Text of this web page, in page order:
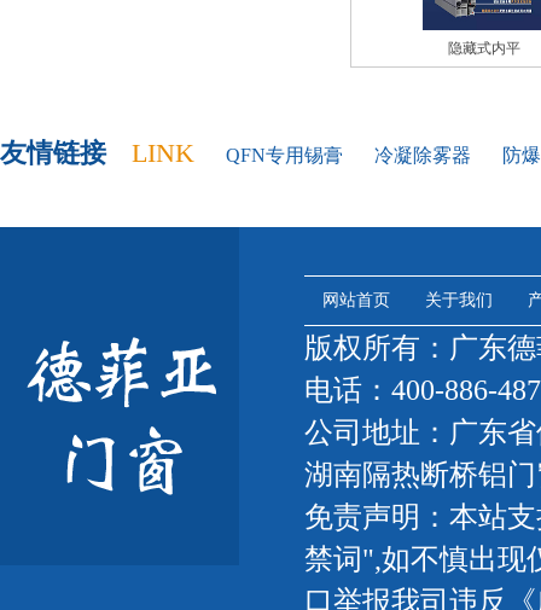
隐藏式内平
友情链接 LINK QFN专用锡膏 冷凝除雾器 防
网站首页 关于我们
版权所有：广东
电话：400-886-
公司地址：广东
湖南隔热断桥铝
免责声明：本站
禁词",如不慎出现
口举报我司违反